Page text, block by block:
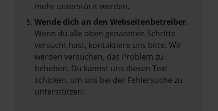
mehr unterstützt werden.
Wende dich an den Webseitenbetreiber.
Wenn du alle oben genannten Schritte
versucht hast, kontaktiere uns bitte. Wir
werden versuchen, das Problem zu
beheben. Du kannst uns diesen Text
schicken, um uns bei der Fehlersuche zu
unterstützen: